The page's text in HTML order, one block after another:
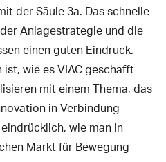
der Säule 3a. Das schnelle
Anlagestrategie und die
einen guten Eindruck.
ist, wie es VIAC geschafft
mit einem Thema, das
in Verbindung
wie man in
Markt für Bewegung